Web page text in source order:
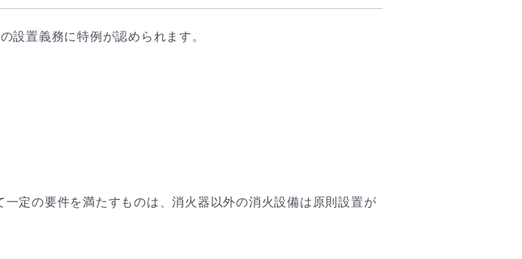
設置義務に特例が認められます。
定の要件を満たすものは、消火器以外の消火設備は原則設置が